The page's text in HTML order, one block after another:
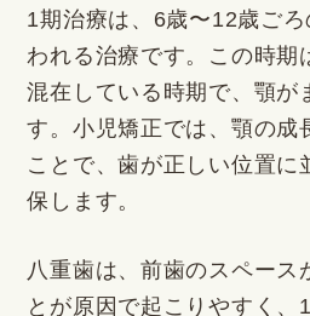
1期治療は、6歳〜12歳ご
われる治療です。この時期
混在している時期で、顎が
す。小児矯正では、顎の成
ことで、歯が正しい位置に
保します。
八重歯は、前歯のスペース
とが原因で起こりやすく、